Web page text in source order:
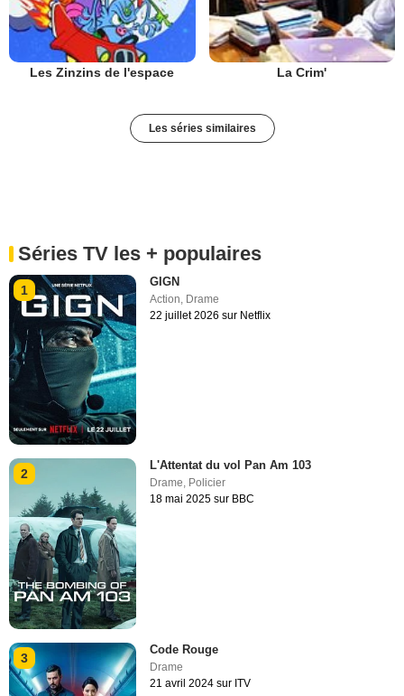
Les Zinzins de l'espace La Crim'
Les séries similaires
Séries TV les + populaires
1
GIGN
Action, Drame
22 juillet 2026 sur Netflix
2
L'Attentat du vol Pan Am 103
Drame, Policier
18 mai 2025 sur BBC
3
Code Rouge
Drame
21 avril 2024 sur ITV